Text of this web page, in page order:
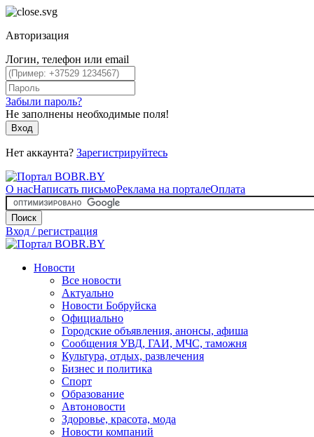
Авторизация
Логин, телефон или email
Забыли пароль?
Не заполнены необходимые поля!
Вход
Нет аккаунта? Зарегистрируйтесь
О насНаписать письмоРеклама на порталеОплата
Поиск
Вход / регистрация
Новости
Все новости
Актуально
Новости Бобруйска
Официально
Городские объявления, анонсы, афиша
Сообщения УВД, ГАИ, МЧС, таможня
Культура, отдых, развлечения
Бизнес и политика
Спорт
Образование
Автоновости
Здоровье, красота, мода
Новости компаний